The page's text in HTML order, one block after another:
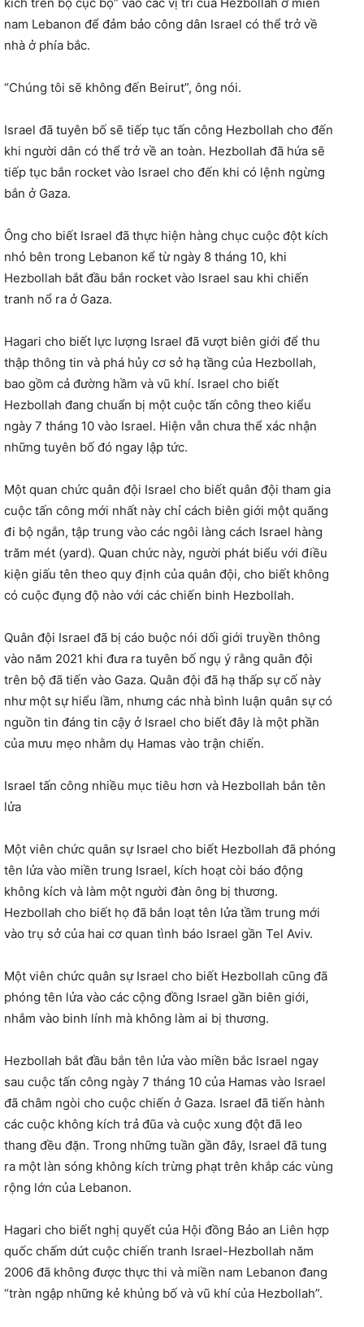
nam Lebanon để đảm bảo công dân Israel có thể trở về
nhà ở phía bắc.
“Chúng tôi sẽ không đến Beirut”, ông nói.
Israel đã tuyên bố sẽ tiếp tục tấn công Hezbollah cho đến
khi người dân có thể trở về an toàn. Hezbollah đã hứa sẽ
tiếp tục bắn rocket vào Israel cho đến khi có lệnh ngừng
bắn ở Gaza.
Ông cho biết Israel đã thực hiện hàng chục cuộc đột kích
nhỏ bên trong Lebanon kể từ ngày 8 tháng 10, khi
Hezbollah bắt đầu bắn rocket vào Israel sau khi chiến
tranh nổ ra ở Gaza.
Hagari cho biết lực lượng Israel đã vượt biên giới để thu
thập thông tin và phá hủy cơ sở hạ tầng của Hezbollah,
bao gồm cả đường hầm và vũ khí. Israel cho biết
Hezbollah đang chuẩn bị một cuộc tấn công theo kiểu
ngày 7 tháng 10 vào Israel. Hiện vẫn chưa thể xác nhận
những tuyên bố đó ngay lập tức.
Một quan chức quân đội Israel cho biết quân đội tham gia
cuộc tấn công mới nhất này chỉ cách biên giới một quãng
đi bộ ngắn, tập trung vào các ngôi làng cách Israel hàng
trăm mét (yard). Quan chức này, người phát biểu với điều
kiện giấu tên theo quy định của quân đội, cho biết không
có cuộc đụng độ nào với các chiến binh Hezbollah.
Quân đội Israel đã bị cáo buộc nói dối giới truyền thông
vào năm 2021 khi đưa ra tuyên bố ngụ ý rằng quân đội
trên bộ đã tiến vào Gaza. Quân đội đã hạ thấp sự cố này
như một sự hiểu lầm, nhưng các nhà bình luận quân sự có
nguồn tin đáng tin cậy ở Israel cho biết đây là một phần
của mưu mẹo nhằm dụ Hamas vào trận chiến.
Israel tấn công nhiều mục tiêu hơn và Hezbollah bắn tên
lửa
Một viên chức quân sự Israel cho biết Hezbollah đã phóng
tên lửa vào miền trung Israel, kích hoạt còi báo động
không kích và làm một người đàn ông bị thương.
Hezbollah cho biết họ đã bắn loạt tên lửa tầm trung mới
vào trụ sở của hai cơ quan tình báo Israel gần Tel Aviv.
Một viên chức quân sự Israel cho biết Hezbollah cũng đã
phóng tên lửa vào các cộng đồng Israel gần biên giới,
nhắm vào binh lính mà không làm ai bị thương.
Hezbollah bắt đầu bắn tên lửa vào miền bắc Israel ngay
sau cuộc tấn công ngày 7 tháng 10 của Hamas vào Israel
đã châm ngòi cho cuộc chiến ở Gaza. Israel đã tiến hành
các cuộc không kích trả đũa và cuộc xung đột đã leo
thang đều đặn. Trong những tuần gần đây, Israel đã tung
ra một làn sóng không kích trừng phạt trên khắp các vùng
rộng lớn của Lebanon.
Hagari cho biết nghị quyết của Hội đồng Bảo an Liên hợp
quốc chấm dứt cuộc chiến tranh Israel-Hezbollah năm
2006 đã không được thực thi và miền nam Lebanon đang
“tràn ngập những kẻ khủng bố và vũ khí của Hezbollah”.